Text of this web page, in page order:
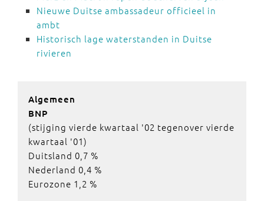
Nieuwe Duitse ambassadeur officieel in
ambt
Historisch lage waterstanden in Duitse
rivieren
Algemeen
BNP
(stijging vierde kwartaal '02 tegenover vierde
kwartaal '01)
Duitsland 0,7 %
Nederland 0,4 %
Eurozone 1,2 %